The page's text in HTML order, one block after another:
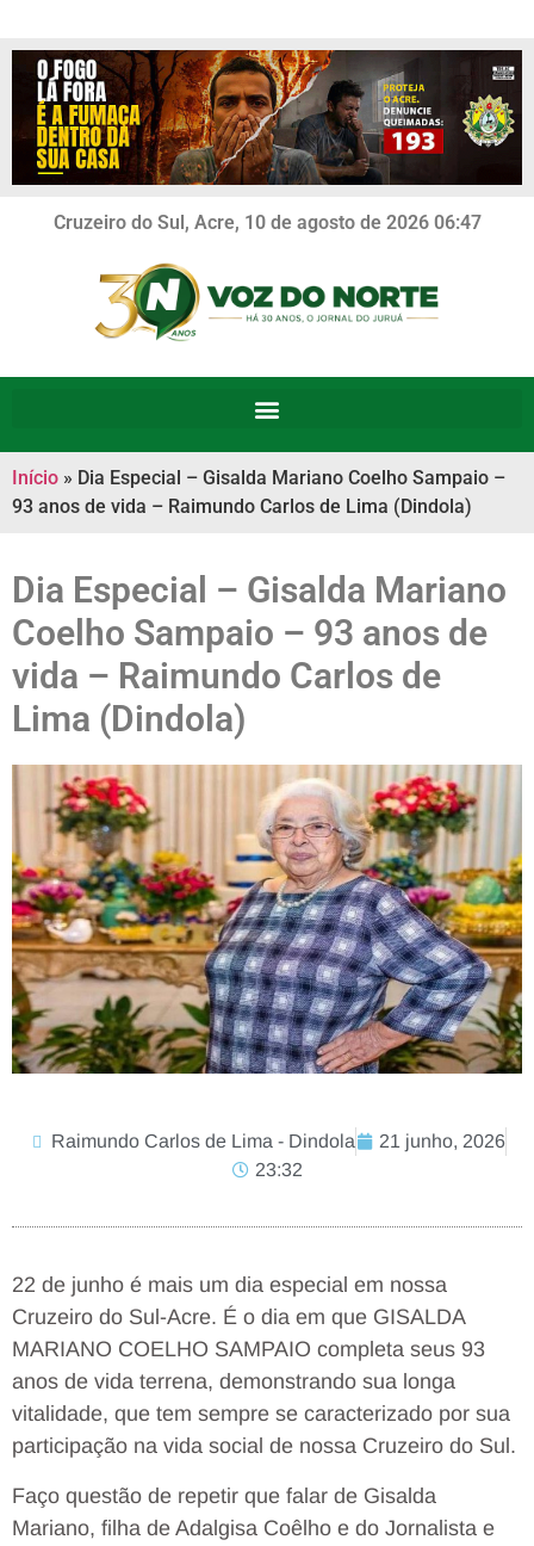
Cruzeiro do Sul, Acre, 10 de agosto de 2026 06:47
Início » Dia Especial – Gisalda Mariano Coelho Sampaio –
93 anos de vida – Raimundo Carlos de Lima (Dindola)
Dia Especial – Gisalda Mariano
Coelho Sampaio – 93 anos de
vida – Raimundo Carlos de
Lima (Dindola)
Raimundo Carlos de Lima - Dindola
21 junho, 2026
23:32
22 de junho é mais um dia especial em nossa
Cruzeiro do Sul-Acre. É o dia em que GISALDA
MARIANO COELHO SAMPAIO completa seus 93
anos de vida terrena, demonstrando sua longa
vitalidade, que tem sempre se caracterizado por sua
participação na vida social de nossa Cruzeiro do Sul.
Faço questão de repetir que falar de Gisalda
Mariano, filha de Adalgisa Coêlho e do Jornalista e